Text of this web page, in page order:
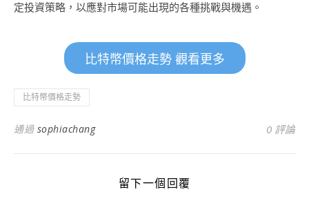
定投資策略，以應對市場可能出現的各種挑戰與機遇。
比特幣價格走勢 觀看更多
比特幣價格走勢
通過 sophiachang 0 評論
留下一個回覆